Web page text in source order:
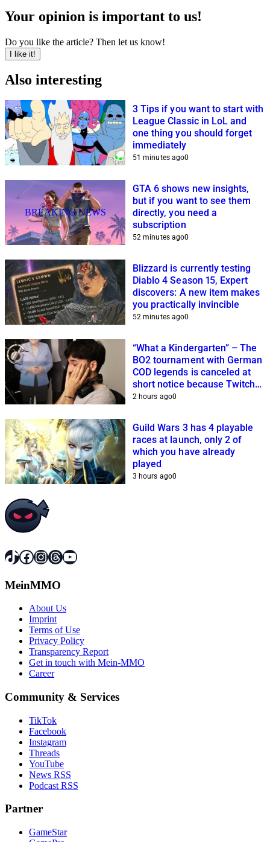
Your opinion is important to us!
Do you like the article? Then let us know!
I like it!
Also interesting
3 Tips if you want to start with
League Classic in LoL and
one thing you should forget
immediately
51 minutes ago0
BREAKING NEWS
GTA 6 shows new insights,
but if you want to see them
directly, you need a
subscription
52 minutes ago0
Blizzard is currently testing
Diablo 4 Season 15, Expert
discovers: A new item makes
you practically invincible
52 minutes ago0
“What a Kindergarten” – The
BO2 tournament with German
COD legends is canceled at
short notice because Twitch
streamers cannot get it
2 hours ago0
Guild Wars 3 has 4 playable
races at launch, only 2 of
which you have already
played
3 hours ago0
TikTok
Facebook
Instagram
Threads
YouTube
MeinMMO
About Us
Imprint
Terms of Use
Privacy Policy
Transparency Report
Get in touch with Mein-MMO
Career
Community & Services
TikTok
Facebook
Instagram
Threads
YouTube
News RSS
Podcast RSS
Partner
GameStar